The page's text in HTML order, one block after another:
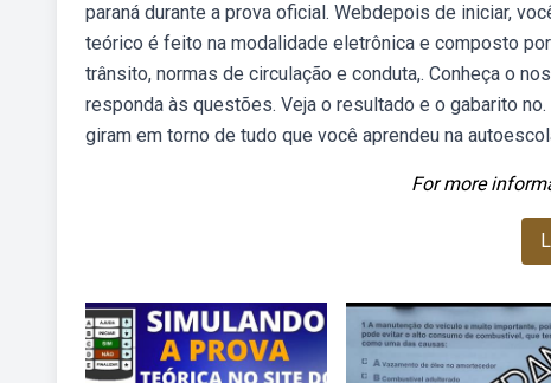
paraná durante a prova oficial. Webdepois de iniciar,
teórico é feito na modalidade eletrônica e composto
trânsito, normas de circulação e conduta,. Conheça o
responda às questões. Veja o resultado e o gabarito
giram em torno de tudo que você aprendeu na
For more